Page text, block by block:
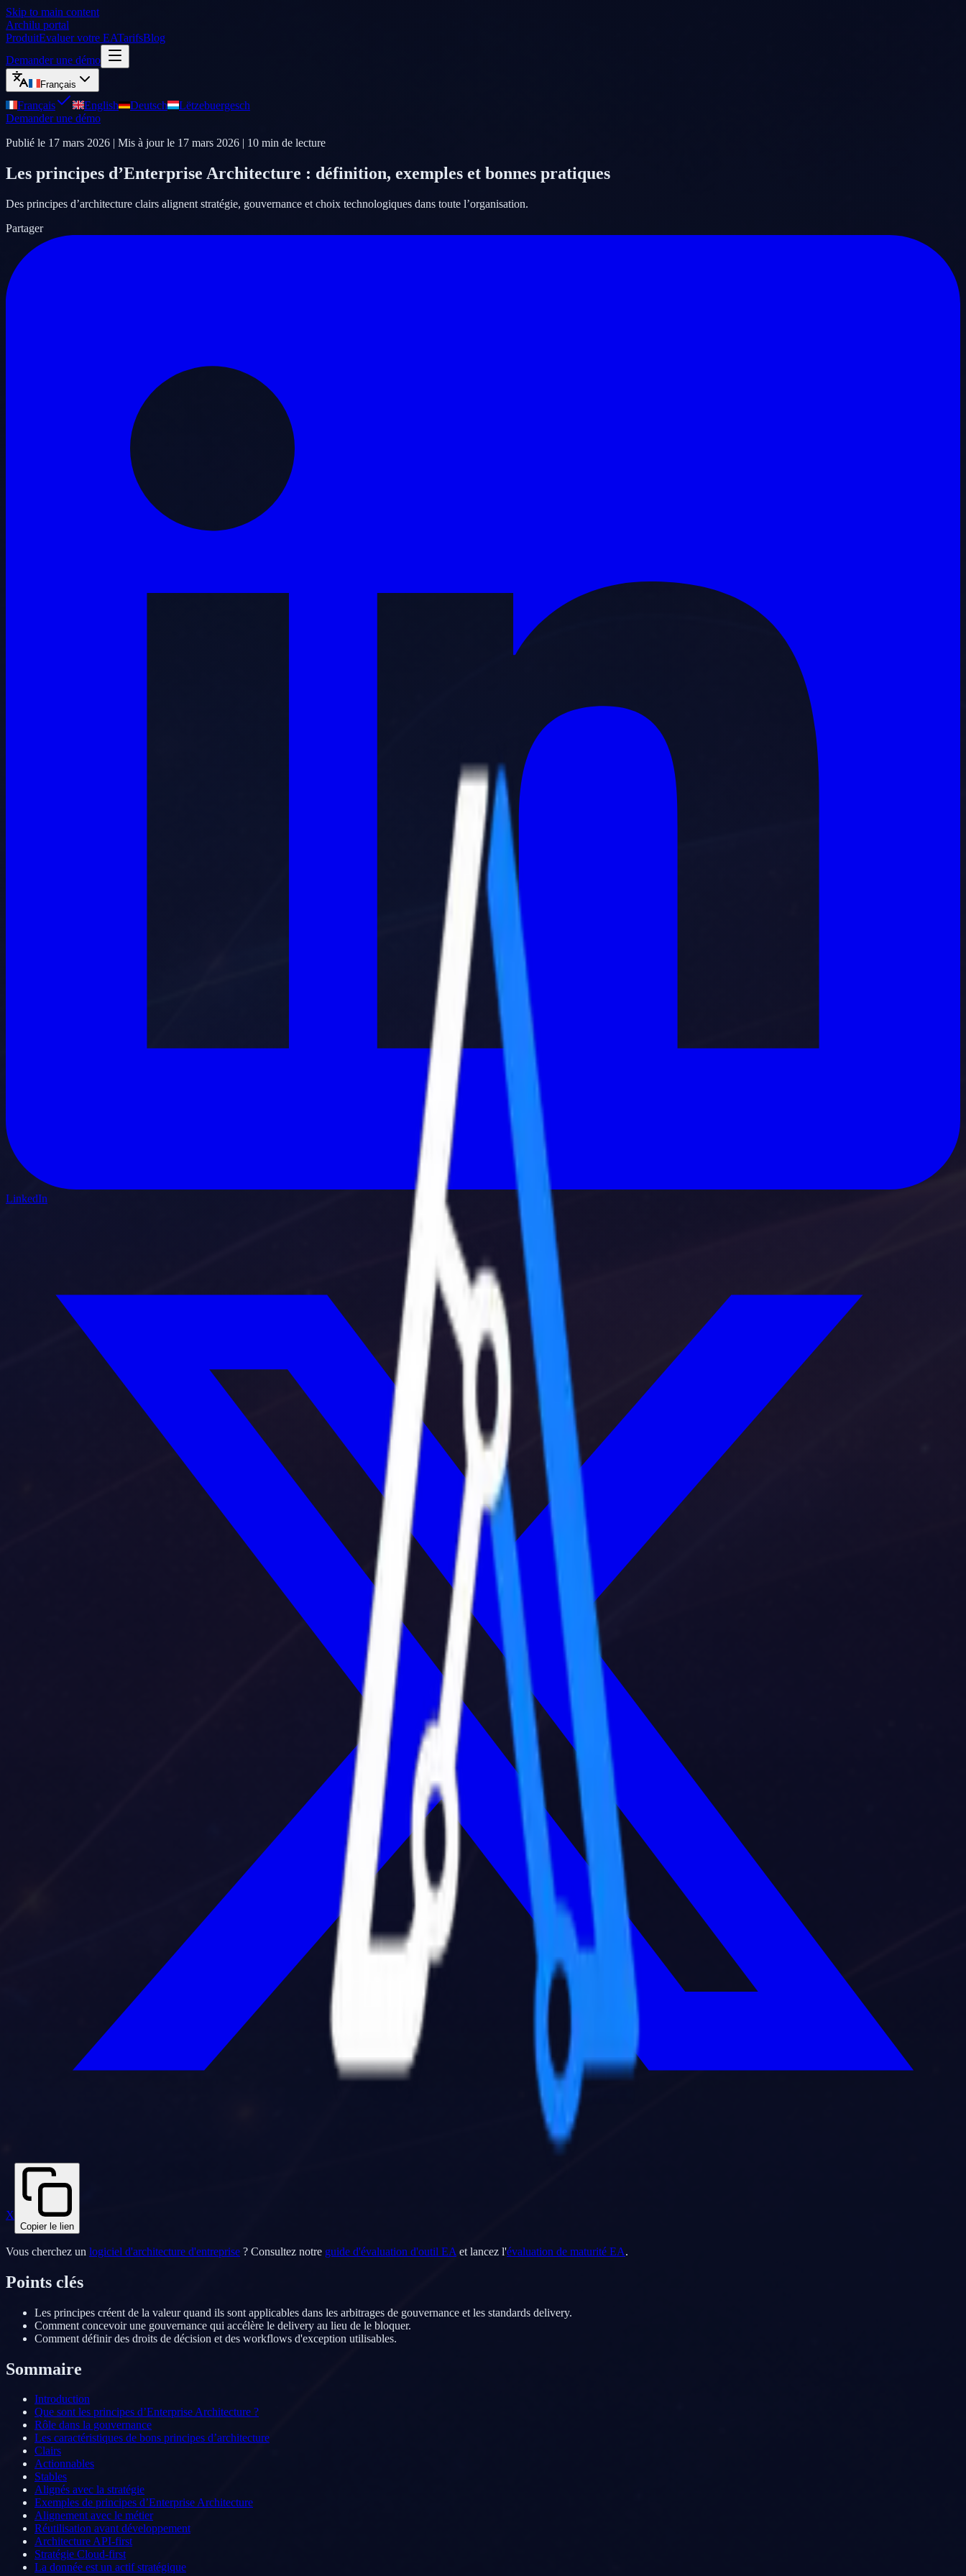
Skip to main content
Archilu portal
ProduitEvaluer votre EATarifsBlog
Demander une démo
Français
Français English Deutsch
Lëtzebuergesch
Demander une démo
Publié le 17 mars 2026 | Mis à jour le 17 mars 2026 | 10 min de lecture
Les principes d’Enterprise Architecture : définition, exemples et bonnes pratiques
Des principes d’architecture clairs alignent stratégie, gouvernance et choix technologiques dans toute l’organisation.
Partager
LinkedIn
X
Copier le lien
Vous cherchez un logiciel d'architecture d'entreprise ? Consultez notre guide d'évaluation d'outil EA et lancez l'évaluation de maturité EA.
Points clés
Les principes créent de la valeur quand ils sont applicables dans les arbitrages de gouvernance et les standards delivery.
Comment concevoir une gouvernance qui accélère le delivery au lieu de le bloquer.
Comment définir des droits de décision et des workflows d'exception utilisables.
Sommaire
Introduction
Que sont les principes d’Enterprise Architecture ?
Rôle dans la gouvernance
Les caractéristiques de bons principes d’architecture
Clairs
Actionnables
Stables
Alignés avec la stratégie
Exemples de principes d’Enterprise Architecture
Alignement avec le métier
Réutilisation avant développement
Architecture API-first
Stratégie Cloud-first
La donnée est un actif stratégique